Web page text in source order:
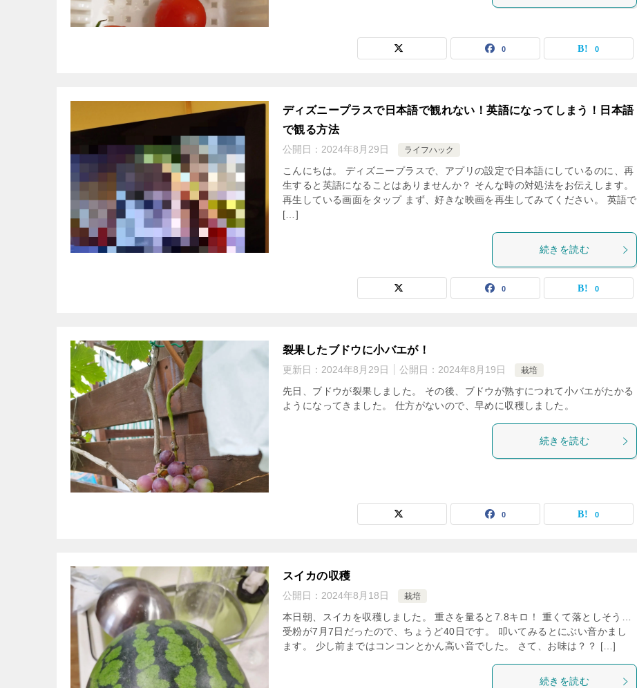
0 0
ディズニープラスで日本語で観れない！英語になってしまう！日本語
で観る方法
公開日： 2024年8月29日 ライフハック
こんにちは。 ディズニープラスで、アプリの設定で日本語にしているのに、再
生すると英語になることはありませんか？ そんな時の対処法をお伝えします。
再生している画面をタップ まず、好きな映画を再生してみてください。 英語で
[…]
続きを読む
0 0
裂果したブドウに小バエが！
更新日： 2024年8月29日 公開日： 2024年8月19日 栽培
先日、ブドウが裂果しました。 その後、ブドウが熟すにつれて小バエがたかる
ようになってきました。 仕方がないので、早めに収穫しました。
続きを読む
0 0
スイカの収穫
公開日： 2024年8月18日 栽培
本日朝、スイカを収穫しました。 重さを量ると7.8キロ！ 重くて落としそう…
受粉が7月7日だったので、ちょうど40日です。 叩いてみるとにぶい音かまし
ます。 少し前まではコンコンとかん高い音でした。 さて、お味は？？ […]
続きを読む